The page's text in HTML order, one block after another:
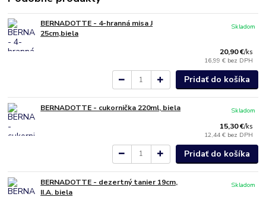
BERNADOTTE - 4-hranná misa J
25cm,biela
20,90 €/ks
16,99 € bez DPH
Skladom
Pridať do košíka
BERNADOTTE - cukornička 220ml, biela
15,30 €/ks
12,44 € bez DPH
Skladom
Pridať do košíka
BERNADOTTE - dezertný tanier 19cm,
II.A. biela
Skladom